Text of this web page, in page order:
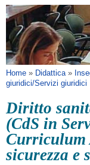
SERVIZI
Tu sei qui
Home » Didattica»
giuridici/Servizi giuridici
Diritto
(CdS in
Curriculum
sicurezza e